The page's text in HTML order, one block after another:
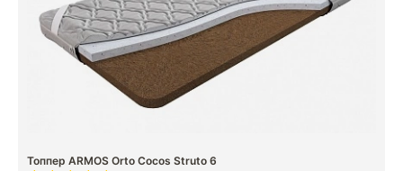
Топпер ARMOS Orto Cocos Struto 6